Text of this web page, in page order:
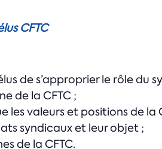
CFTC
de s’approprier le rôle du
de la CFTC ;
valeurs et positions de la
syndicaux et leur objet ;
de la CFTC.